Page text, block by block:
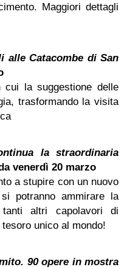
Maggiori dettagli
alle Catacombe di San
cui la suggestione delle
trasformando la visita
la straordinaria
venerdì 20 marzo
a stupire con un nuovo
potranno ammirare la
altri capolavori di
unico al mondo!
90 opere in mostra